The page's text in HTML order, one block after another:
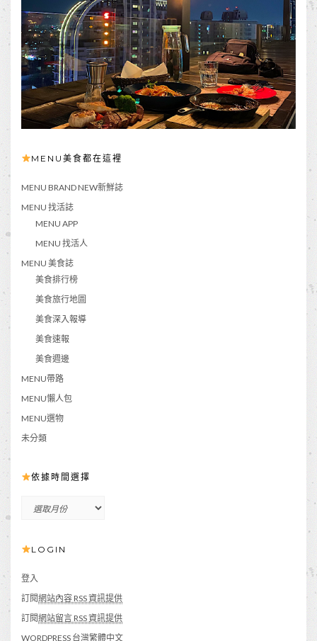
MENU美食都在這裡
MENU BRAND NEW新鮮誌
MENU 找活誌
MENU APP
MENU 找活人
MENU 美食誌
美食排行榜
美食旅行地圖
美食深入報導
美食速報
美食週邊
MENU帶路
MENU懶人包
MENU選物
未分類
依據時間選擇
間
擇
LOGIN
登入
訂閱網站內容 RSS 資訊提供
訂閱網站留言 RSS 資訊提供
WORDPRESS 台灣繁體中文